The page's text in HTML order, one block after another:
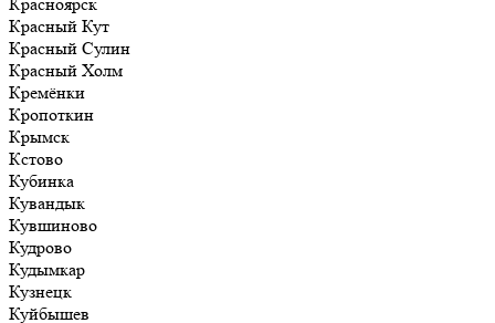
Красный Кут
Красный Сулин
Красный Холм
Кремёнки
Кропоткин
Крымск
Кстово
Кубинка
Кувандык
Кувшиново
Кудрово
Кудымкар
Кузнецк
Куйбышев